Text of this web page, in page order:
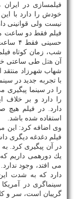
فیلمسازی در
خودش را دارد با
نیست ولی قوانینی
فیلم فقط دو ساعت
شب، زمان كوتاه
آن هتل طی ساعتی
شهاب شهرزاد
با تجربه جدید در
را در سینما
را دارد و بر خلاف
دارد. در فیلم هیچ
استفاده شده باشد.
وی اضافه كرد: این
فیلم دغدغه دیگری
در آن پیگیری كرد.
یك دورهمی داریم
می افتد، وجود
دارد كه به شدت
سینماگری در
گریبان است، سر و